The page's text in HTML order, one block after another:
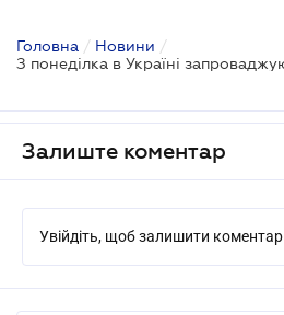
Головна / Новини /
Залиште коментар
Увійдіть, щоб залишити коментар